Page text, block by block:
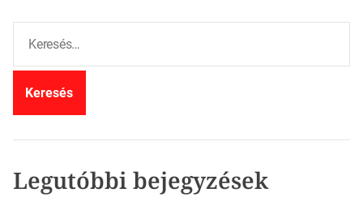
r
Legutóbbi bejegyzések